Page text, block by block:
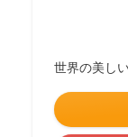
世界の美し